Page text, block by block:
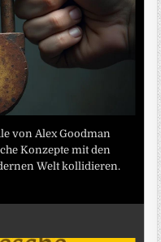
von Alex Goodman
Konzepte mit den
Welt kollidieren.